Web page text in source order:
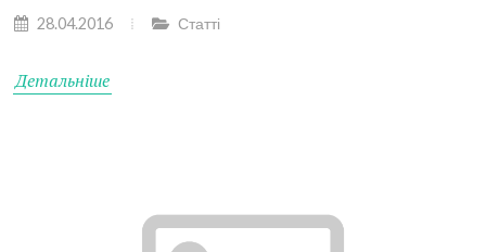
28.04.2016 Статті
Детальніше